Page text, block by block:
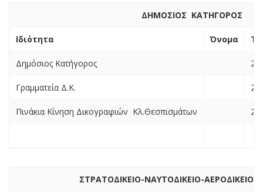
ΔΗΜΟΣΙΟΣ ΚΑΤΗΓΟΡΟΣ
Ιδιότητα Όνομα
Δημόσιος Κατήγορος
Γραμματεία Δ.Κ.
Πινάκια Κίνηση Δικογραφιών Κλ.Θεσπισμάτων
ΣΤΡΑΤΟΔΙΚΕΙΟ-ΝΑΥΤΟΔΙΚΕΙΟ-ΑΕΡΟΔΙΚΕΙΟ